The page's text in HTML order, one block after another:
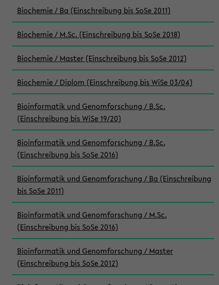
Biochemie / Ba (Einschreibung bis SoSe 2011)
Biochemie / M.Sc. (Einschreibung bis SoSe 2018)
Biochemie / Master (Einschreibung bis SoSe 2012)
Biochemie / Diplom (Einschreibung bis WiSe 03/04)
Bioinformatik und Genomforschung / B.Sc.
(Einschreibung bis WiSe 19/20)
Bioinformatik und Genomforschung / B.Sc.
(Einschreibung bis SoSe 2016)
Bioinformatik und Genomforschung / Ba (Einschreibung
bis SoSe 2011)
Bioinformatik und Genomforschung / M.Sc.
(Einschreibung bis SoSe 2016)
Bioinformatik und Genomforschung / Master
(Einschreibung bis SoSe 2012)